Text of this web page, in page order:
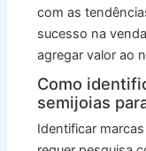
com as
sucesso na
agregar valor ao
Como
semijoias
Identificar